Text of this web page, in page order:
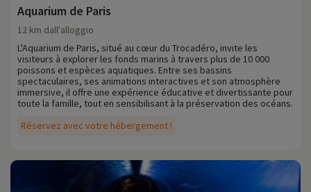
Aquarium de Paris
Réservez avec votre hébergement !
12 km dall'alloggio
L'Aquarium de Paris, situé au cœur du Trocadéro, invite les
visiteurs à explorer les fonds marins à travers plus de 10 000
poissons et espèces aquatiques. Entre ses bassins
spectaculaires, ses animations interactives et son atmosphère
immersive, il offre une expérience éducative et divertissante pour
toute la famille, tout en sensibilisant à la préservation des océans.